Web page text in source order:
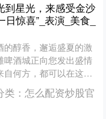
到星光，来感受金沙
惊喜”_表演_美食_
的醇香，邂逅盛夏的激
啤酒城正向您发出盛情
自何方，都可以在这里
光熹微到星光璀璨的全
晚的每一段....
类： 怎么配资炒股官